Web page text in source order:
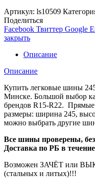
Артикул: ls10509
Поделиться
Facebook Твиттер Google
закрыть
Описание
Описание
Купить легковые шины
Минске. Большой выбор
брендов R15-R22.
размеры: ширина 245,
можно выбрать другие
Все шины проверены, без
Доставка по РБ в
Возможен ЗАЧЁТ или
(стальных и литых)!!!